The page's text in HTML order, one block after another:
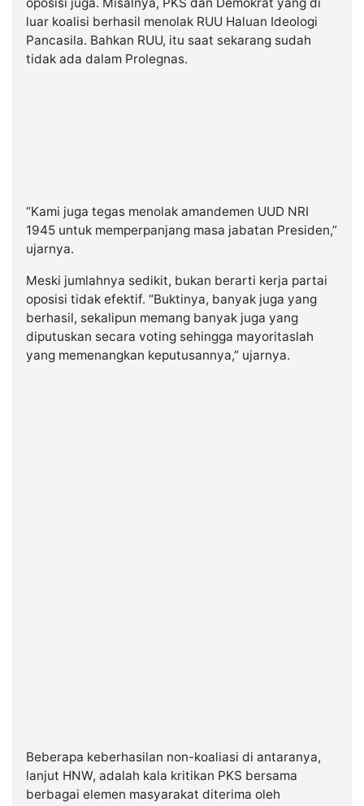
oposisi juga. Misalnya, PKS dan Demokrat yang di
luar koalisi berhasil menolak RUU Haluan Ideologi
Pancasila. Bahkan RUU, itu saat sekarang sudah
tidak ada dalam Prolegnas.
“Kami juga tegas menolak amandemen UUD NRI
1945 untuk memperpanjang masa jabatan Presiden,”
ujarnya.
Meski jumlahnya sedikit, bukan berarti kerja partai
oposisi tidak efektif. “Buktinya, banyak juga yang
berhasil, sekalipun memang banyak juga yang
diputuskan secara voting sehingga mayoritaslah
yang memenangkan keputusannya,” ujarnya.
Beberapa keberhasilan non-koaliasi di antaranya,
lanjut HNW, adalah kala kritikan PKS bersama
berbagai elemen masyarakat diterima oleh